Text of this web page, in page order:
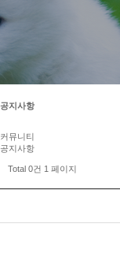
공지사항
커뮤니티
공지사항
Total 0건 1 페이지